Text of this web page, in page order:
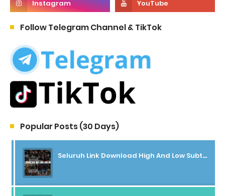
Follow Telegram Channel & TikTok
Popular Posts (30 Days)
Seluruh Link Download High And Low Subtitle Indonesia